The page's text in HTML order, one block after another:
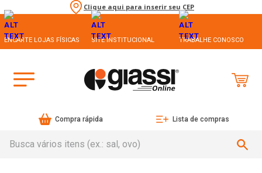
Clique aqui para inserir seu CEP
ENCARTE LOJAS FÍSICAS SITE INSTITUCIONAL TRABALHE CONOSCO
Compra rápida Lista de compras